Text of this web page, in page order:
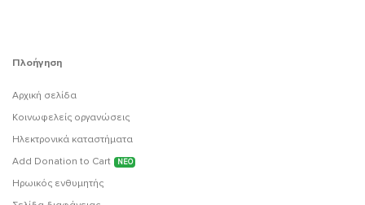
Πλοήγηση
Αρχική σελίδα
Κοινωφελείς οργανώσεις
Ηλεκτρονικά καταστήματα
Add Donation to Cart
ΝΕΟ
Ηρωικός ενθυμητής